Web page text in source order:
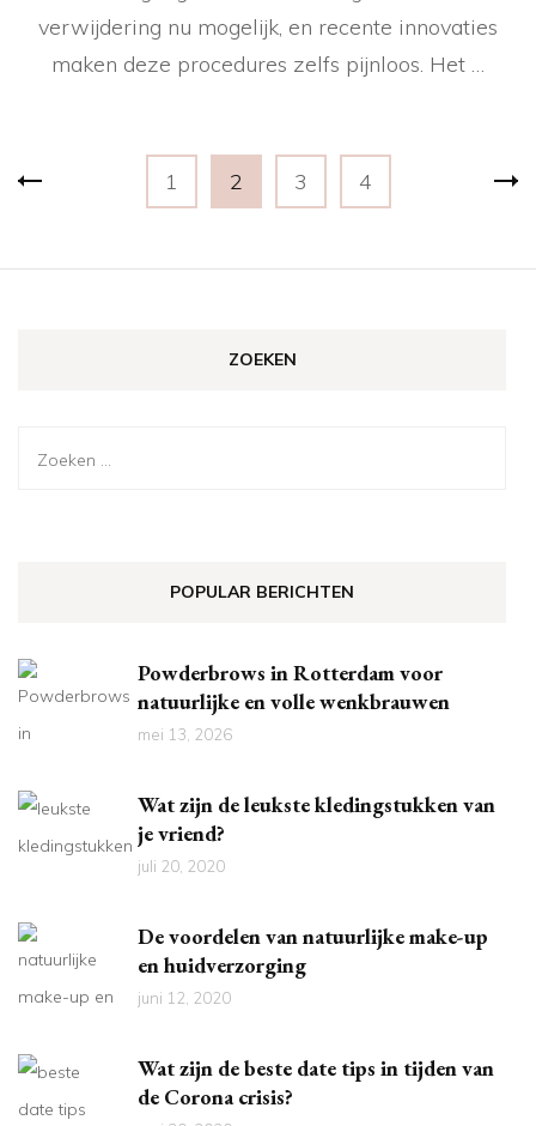
verwijdering nu mogelijk, en recente innovaties
maken deze procedures zelfs pijnloos. Het …
Berichten
paginering
Pagina
1 Pagina
2 Pagina
3 Pagina
4
ZOEKEN
Zoeken
POPULAR BERICHTEN
Powderbrows in Rotterdam voor
natuurlijke en volle wenkbrauwen
mei 13, 2026
Wat zijn de leukste kledingstukken van
je vriend?
juli 20, 2020
De voordelen van natuurlijke make-up
en huidverzorging
juni 12, 2020
Wat zijn de beste date tips in tijden van
de Corona crisis?